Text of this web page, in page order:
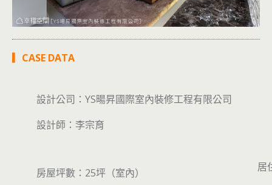
▎CASE DATA
設計公司：YS暘昇國際室內裝修工程有限公司
設計師 ：李宗育
房屋坪數：25坪（室內）
居